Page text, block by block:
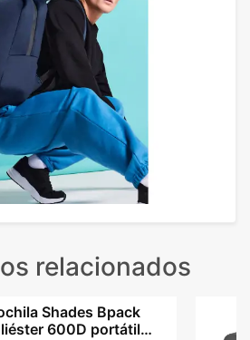
relacionados
Shades Bpack
600D portátil